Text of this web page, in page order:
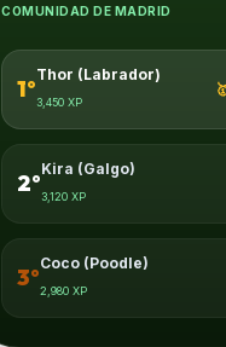
COMUNIDAD DE MADRID
1º
Thor (Labrador)
3,450 XP
2º
Kira (Galgo)
3,120 XP
3º
Coco (Poodle)
2,980 XP